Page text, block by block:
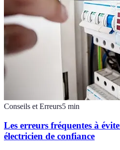
Conseils et Erreurs5 min
Les erreurs fréquentes à
électricien de confiance